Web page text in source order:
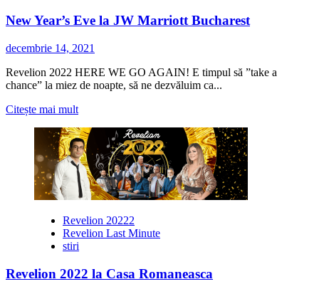
New Year’s Eve la JW Marriott Bucharest
decembrie 14, 2021
Revelion 2022 HERE WE GO AGAIN! E timpul să ”take a
chance” la miez de noapte, să ne dezvăluim ca...
Citește mai multCitește
multe
despre
New
Year’s
Eve
la
Marriott
Bucharest
Revelion 20222
Revelion Last Minute
stiri
Revelion 2022 la Casa Romaneasca